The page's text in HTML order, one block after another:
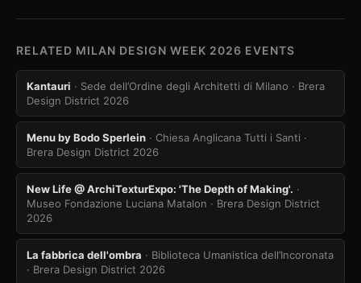
RELATED MILAN DESIGN WEEK 2026 EVENTS
Kantauri · Sede dell’Ordine degli Architetti di Milano · Brera
Design District 2026
Menu by Bodo Sperlein · Chiesa Anglicana Tutti i Santi ·
Brera Design District 2026
New Life @ ArchiTexturExpo: 'The Depth of Making'. ·
Museo Fondazione Luciana Matalon · Brera Design District
2026
La fabbrica dell'ombra · Biblioteca Umanistica dell’Incoronata
· Brera Design District 2026